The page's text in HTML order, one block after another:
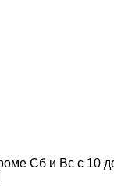
Сб и Вс с 10